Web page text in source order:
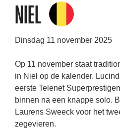
Niel
Dinsdag 11 november 2025
Op 11 november staat
in Niel op de kalender.
eerste Telenet
binnen na een knappe solo.
Laurens Sweeck voor het
zegevieren.